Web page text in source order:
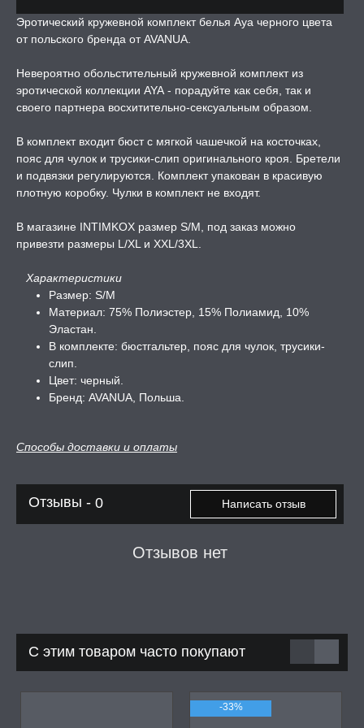
ДЛЯ СЕКСА
ПОМПЫ
ПРИКОЛЫ,
УПАКОВКА
ЧАШИ И
ДЛЯ СЕКСА
КАРТА
-50%, ТОВАР ЗА
ОБРАЗ
БОНДАЖ
Эротический кружевной комплект белья Aya черного цвета
от польского бренда от AVANUA.
Невероятно обольстительный кружевной комплект из
эротической коллекции AYA - порадуйте как себя, так и
своего партнера восхитительно-сексуальным образом.
В комплект входит бюст с мягкой чашечкой на косточках,
пояс для чулок и трусики-слип оригинального кроя. Бретели
и подвязки регулируются. Комплект упакован в красивую
плотную коробку. Чулки в комплект не входят.
В магазине INTIMKOX размер S/M, под заказ можно
привезти размеры L/XL и XXL/3XL.
Характеристики
Размер: S/M
Материал: 75% Полиэстер, 15% Полиамид, 10%
Эластан.
В комплекте: бюстгальтер, пояс для чулок, трусики-
слип.
Цвет: черный.
Бренд: AVANUA, Польша.
Способы доставки и оплаты
Отзывы - 0 Написать отзыв
Отзывов нет
С этим товаром часто покупают
-33%